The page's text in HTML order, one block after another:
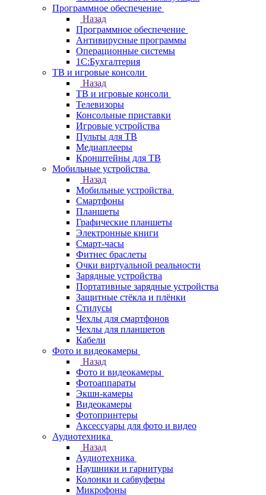
Программное обеспечение
Назад
Программное обеспечение
Антивирусные программы
Операционные системы
1С:Бухгалтерия
ТВ и игровые консоли
Назад
ТВ и игровые консоли
Телевизоры
Консольные приставки
Игровые устройства
Пульты для ТВ
Медиаплееры
Кронштейны для ТВ
Мобильные устройства
Назад
Мобильные устройства
Смартфоны
Планшеты
Графические планшеты
Электронные книги
Смарт-часы
Фитнес браслеты
Очки виртуальной реальности
Зарядные устройства
Портативные зарядные устройства
Защитные стёкла и плёнки
Стилусы
Чехлы для смартфонов
Чехлы для планшетов
Кабели
Фото и видеокамеры
Назад
Фото и видеокамеры
Фотоаппараты
Экшн-камеры
Видеокамеры
Фотопринтеры
Аксессуары для фото и видео
Аудиотехника
Назад
Аудиотехника
Наушники и гарнитуры
Колонки и сабвуферы
Микрофоны